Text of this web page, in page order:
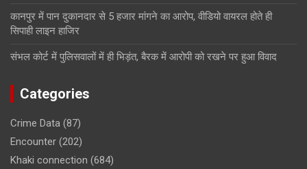
कानपुर में पान दुकानदार से 5 हजार मांगने का आरोप, वीडियो वायरल होते ही
सिपाही लाइन हाजिर
संभल कोर्ट में पुलिसवालों में ही भिड़ंत, बैरक में आरोपी को रखने पर हुआ विवाद
Categories
Crime Data (87)
Encounter (202)
Khaki connection (684)